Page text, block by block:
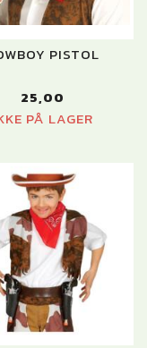
PISTOL
25,00
PÅ LAGER